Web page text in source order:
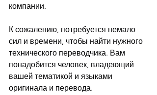
компании.
К сожалению, потребуется немало
сил и времени, чтобы найти нужного
технического переводчика. Вам
понадобится человек, владеющий
вашей тематикой и языками
оригинала и перевода.